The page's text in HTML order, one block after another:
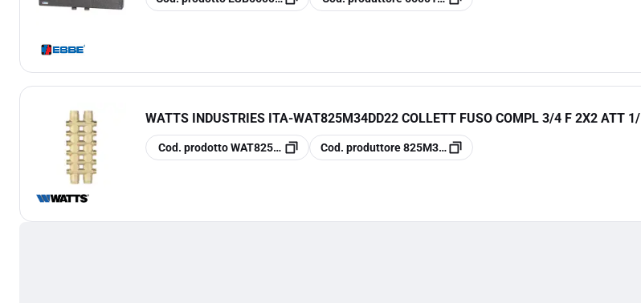
WATTS INDUSTRIES ITA-WAT825M34DD22 COLLETT FUSO COMPL 3/4 F 2X2 ATT 1/
copiaCod. prodotto WAT825M34DD22copia
Cod. produttore 825M34DD22